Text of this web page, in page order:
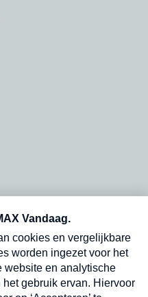
dinsdagochtend in
Verzend